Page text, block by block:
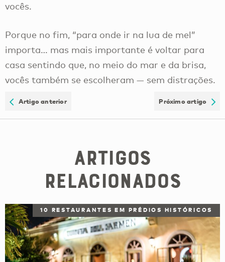
vocês.
Porque no fim, “para onde ir na lua de mel”
importa… mas mais importante é voltar para
casa sentindo que, no meio do mar e da brisa,
vocês também se escolheram — sem distrações.
Artigo anterior Próximo artigo
Artigos
Relacionados
10 RESTAURANTES EM PRÉDIOS HISTÓRICOS